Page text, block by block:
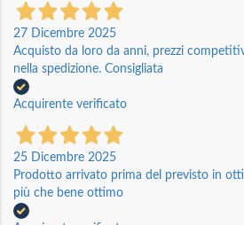
27 Dicembre 2025
Acquisto da loro da anni, prezzi
nella spedizione. Consigliata
Acquirente verificato
25 Dicembre 2025
Prodotto arrivato prima del previsto in
più che bene ottimo